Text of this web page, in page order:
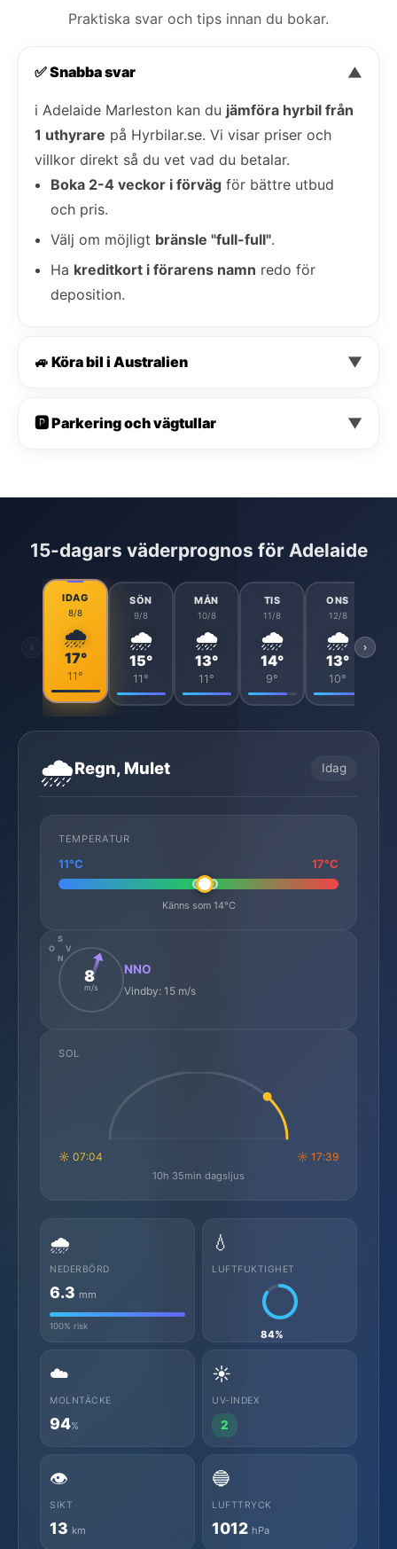
Praktiska svar och tips innan du bokar.
✅ Snabba svar ▼
i Adelaide Marleston kan du jämföra hyrbil från
1 uthyrare på Hyrbilar.se. Vi visar priser och
villkor direkt så du vet vad du betalar.
Boka 2-4 veckor i förväg för bättre utbud
och pris.
Välj om möjligt bränsle "full-full".
Ha kreditkort i förarens namn redo för
deposition.
🚙 Köra bil i Australien ▼
🅿️ Parkering och vägtullar ▼
15-dagars väderprognos för Adelaide
‹
IDAG
8/8
🌧️
17°
11°
SÖN
9/8
🌧️
15°
11°
MÅN
10/8
🌧️
13°
11°
TIS
11/8
🌧️
14°
9°
ONS
12/8
🌧️
13°
10°
›
🌧️Regn, Mulet Idag
TEMPERATUR
11°C 17°C
Känns som 14°C
N
S
O
V
8
m/s
NNO
Vindby: 15 m/s
SOL
☼ 07:04 ☼ 17:39
10h 35min dagsljus
🌧️
NEDERBÖRD
6.3 mm
100% risk
💧
LUFTFUKTIGHET
84%
☁️
MOLNTÄCKE
94%
☀️
UV-INDEX
2
👁️
SIKT
13 km
🔵
LUFTTRYCK
1012 hPa